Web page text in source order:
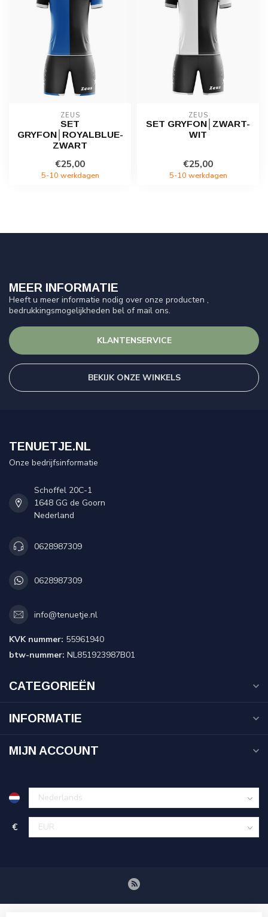
ZEUS
SET
GRYFON│ROYALBLUE-
ZWART
€25,00
5-10 werkdagen
ZEUS
SET GRYFON│ZWART-
WIT
€25,00
5-10 werkdagen
MEER INFORMATIE
Heeft u meer informatie nodig over onze producten ,
bedrukkingsmogelijkheden bel of mail ons.
KLANTENSERVICE
BEKIJK ONZE WINKELS
TENUETJE.NL
Onze bedrijfsinformatie
Schoffel 20C-1
1648 GG de Goorn
Nederland
0628987309
0628987309
info@tenuetje.nl
KVK nummer: 55961940
btw-nummer: NL851923987B01
CATEGORIEËN
INFORMATIE
MIJN ACCOUNT
€